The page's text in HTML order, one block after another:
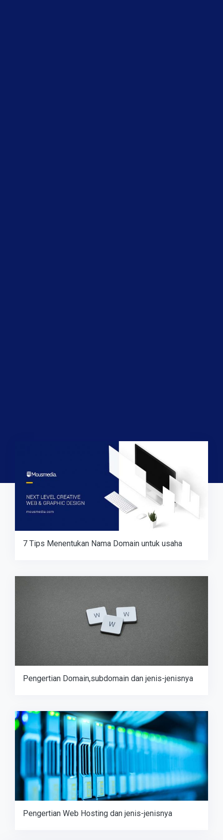
7 Tips Menentukan Nama Domain untuk usaha
Pengertian Domain,subdomain dan jenis-jenisnya
Pengertian Web Hosting dan jenis-jenisnya